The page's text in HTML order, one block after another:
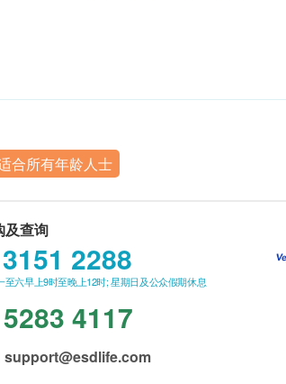
合所有年龄人士
及查询
3151 2288
至六早上9时至晚上12时; 星期日及公众假期休息
5283 4117
support@esdlife.com